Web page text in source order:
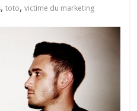
,toto,victime du marketing